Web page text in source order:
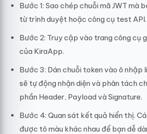
Bước 1: Sao chép chuỗi mã JWT mà
từ trình duyệt hoặc công cụ test API.
Bước 2: Truy cập vào trang công cụ
của KiraApp.
Bước 3: Dán chuỗi token vào ô nhập
sẽ tự động nhận diện và phân tách
phần Header, Payload và Signature.
Bước 4: Quan sát kết quả hiển thị.
được tô màu khác nhau để bạn dễ